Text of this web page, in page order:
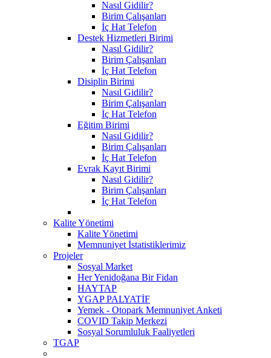
Nasıl Gidilir?
Birim Çalışanları
İç Hat Telefon
Destek Hizmetleri Birimi
Nasıl Gidilir?
Birim Çalışanları
İç Hat Telefon
Disiplin Birimi
Nasıl Gidilir?
Birim Çalışanları
İç Hat Telefon
Eğitim Birimi
Nasıl Gidilir?
Birim Çalışanları
İç Hat Telefon
Evrak Kayıt Birimi
Nasıl Gidilir?
Birim Çalışanları
İç Hat Telefon
Kalite Yönetimi
Kalite Yönetimi
Memnuniyet İstatistiklerimiz
Projeler
Sosyal Market
Her Yenidoğana Bir Fidan
HAYTAP
YGAP PALYATİF
Yemek - Otopark Memnuniyet Anketi
COVID Takip Merkezi
Sosyal Sorumluluk Faaliyetleri
TGAP